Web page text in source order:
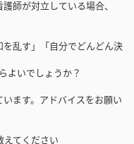
師が対立している場合、
乱す」「自分でどんどん決
よいでしょうか？
ます。アドバイスをお願い
てください